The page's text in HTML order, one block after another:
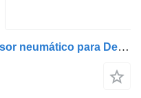
Deutz 8699031050768 compresor neumático para Deutz camión